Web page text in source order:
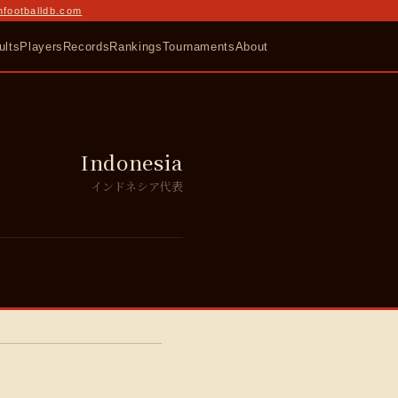
Players RecordsRankingsTournamentsAbout
Indonesia
インドネシア代表